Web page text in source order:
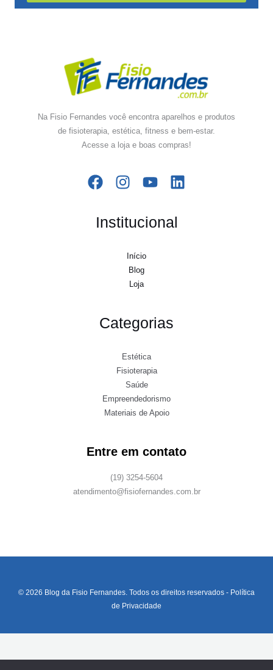
Na Fisio Fernandes você encontra aparelhos e produtos
de fisioterapia, estética, fitness e bem-estar.
Acesse a loja e boas compras!
Institucional
Início
Blog
Loja
Categorias
Estética
Fisioterapia
Saúde
Empreendedorismo
Materiais de Apoio
Entre em contato
(19) 3254-5604
atendimento@fisiofernandes.com.br
© 2026 Blog da Fisio Fernandes. Todos os direitos reservados - Política
de Privacidade